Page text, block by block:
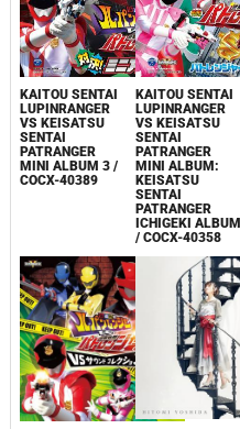
KAITOU SENTAI
LUPINRANGER
VS KEISATSU
SENTAI
PATRANGER
MINI ALBUM 3 /
COCX-40389
KAITOU SENTAI
LUPINRANGER
VS KEISATSU
SENTAI
PATRANGER
MINI ALBUM:
KEISATSU
SENTAI
PATRANGER
ICHIGEKI ALBUM
/ COCX-40358